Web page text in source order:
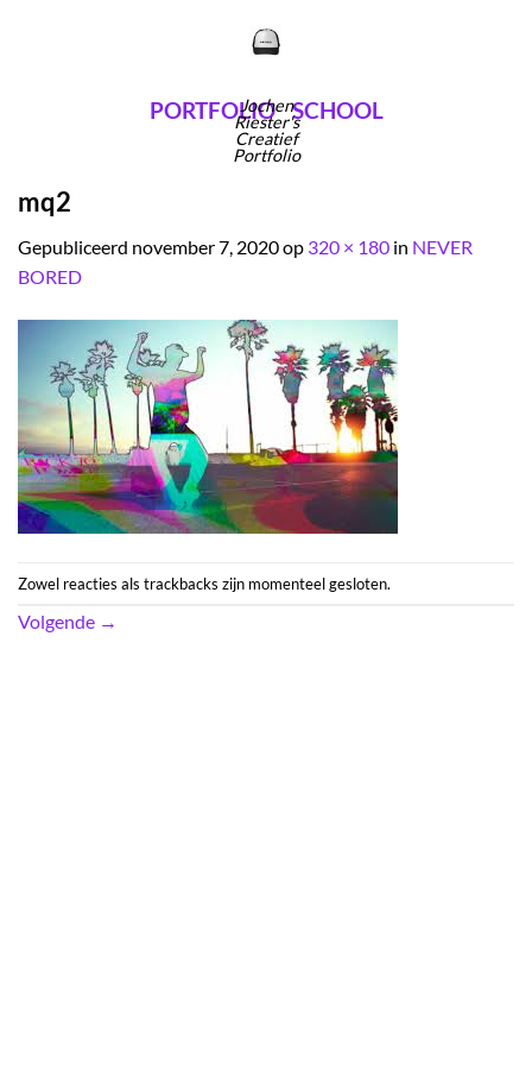
Jochen
Riester's
Creatief
Portfolio
PORTFOLIO SCHOOL
mq2
Gepubliceerd november 7, 2020op 320 × 180 in NEVER
BORED
Zowel reacties als trackbacks zijn momenteel gesloten.
Volgende →